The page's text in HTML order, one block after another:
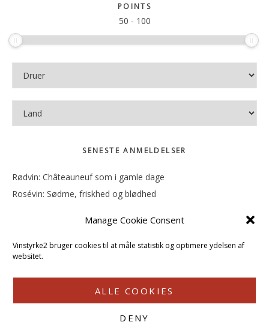
Manage Cookie Consent
Vinstyrke2 bruger cookies til at måle statistik og optimere ydelsen af
websitet.
ALLE COOKIES
DENY
POINTS
50 - 100
SENESTE ANMELDELSER
Rødvin: Châteauneuf som i gamle dage
Rosévin: Sødme, friskhed og blødhed
Rosévin: Forfriskende bagatel
Rosévin: Sødmen hænger i munden
COPYRIGHT © 2026 · VINSTYRKE2